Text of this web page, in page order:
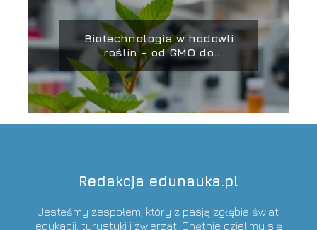
Biotechnologia w hodowli
roślin – od GMO do
CRISPR/Cas9
Redakcja edunauka.pl
Jesteśmy zespołem, który z pasją zgłębia świat
edukacji, turystyki i zwierząt. Chętnie dzielimy się